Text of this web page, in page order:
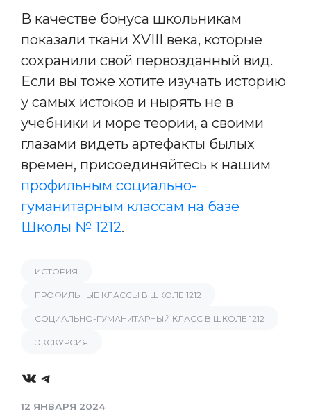
В качестве бонуса школьникам
показали ткани XVIII века, которые
сохранили свой первозданный вид.
Если вы тоже хотите изучать историю
у самых истоков и нырять не в
учебники и море теории, а своими
глазами видеть артефакты былых
времен, присоединяйтесь к нашим
профильным социально-
гуманитарным классам на базе
Школы № 1212.
ИСТОРИЯ
ПРОФИЛЬНЫЕ КЛАССЫ В ШКОЛЕ 1212
СОЦИАЛЬНО-ГУМАНИТАРНЫЙ КЛАСС В ШКОЛЕ 1212
ЭКСКУРСИЯ
VKTelegram
12 ЯНВАРЯ 2024